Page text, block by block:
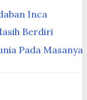
Inca
Berdiri
Pada Masanya